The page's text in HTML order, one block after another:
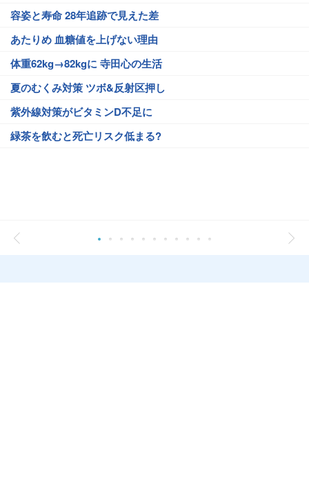
容姿と寿命 28年追跡で見えた差
あたりめ 血糖値を上げない理由
体重62kg→82kgに 寺田心の生活
夏のむくみ対策 ツボ&反射区押し
紫外線対策がビタミンD不足に
緑茶を飲むと死亡リスク低まる?